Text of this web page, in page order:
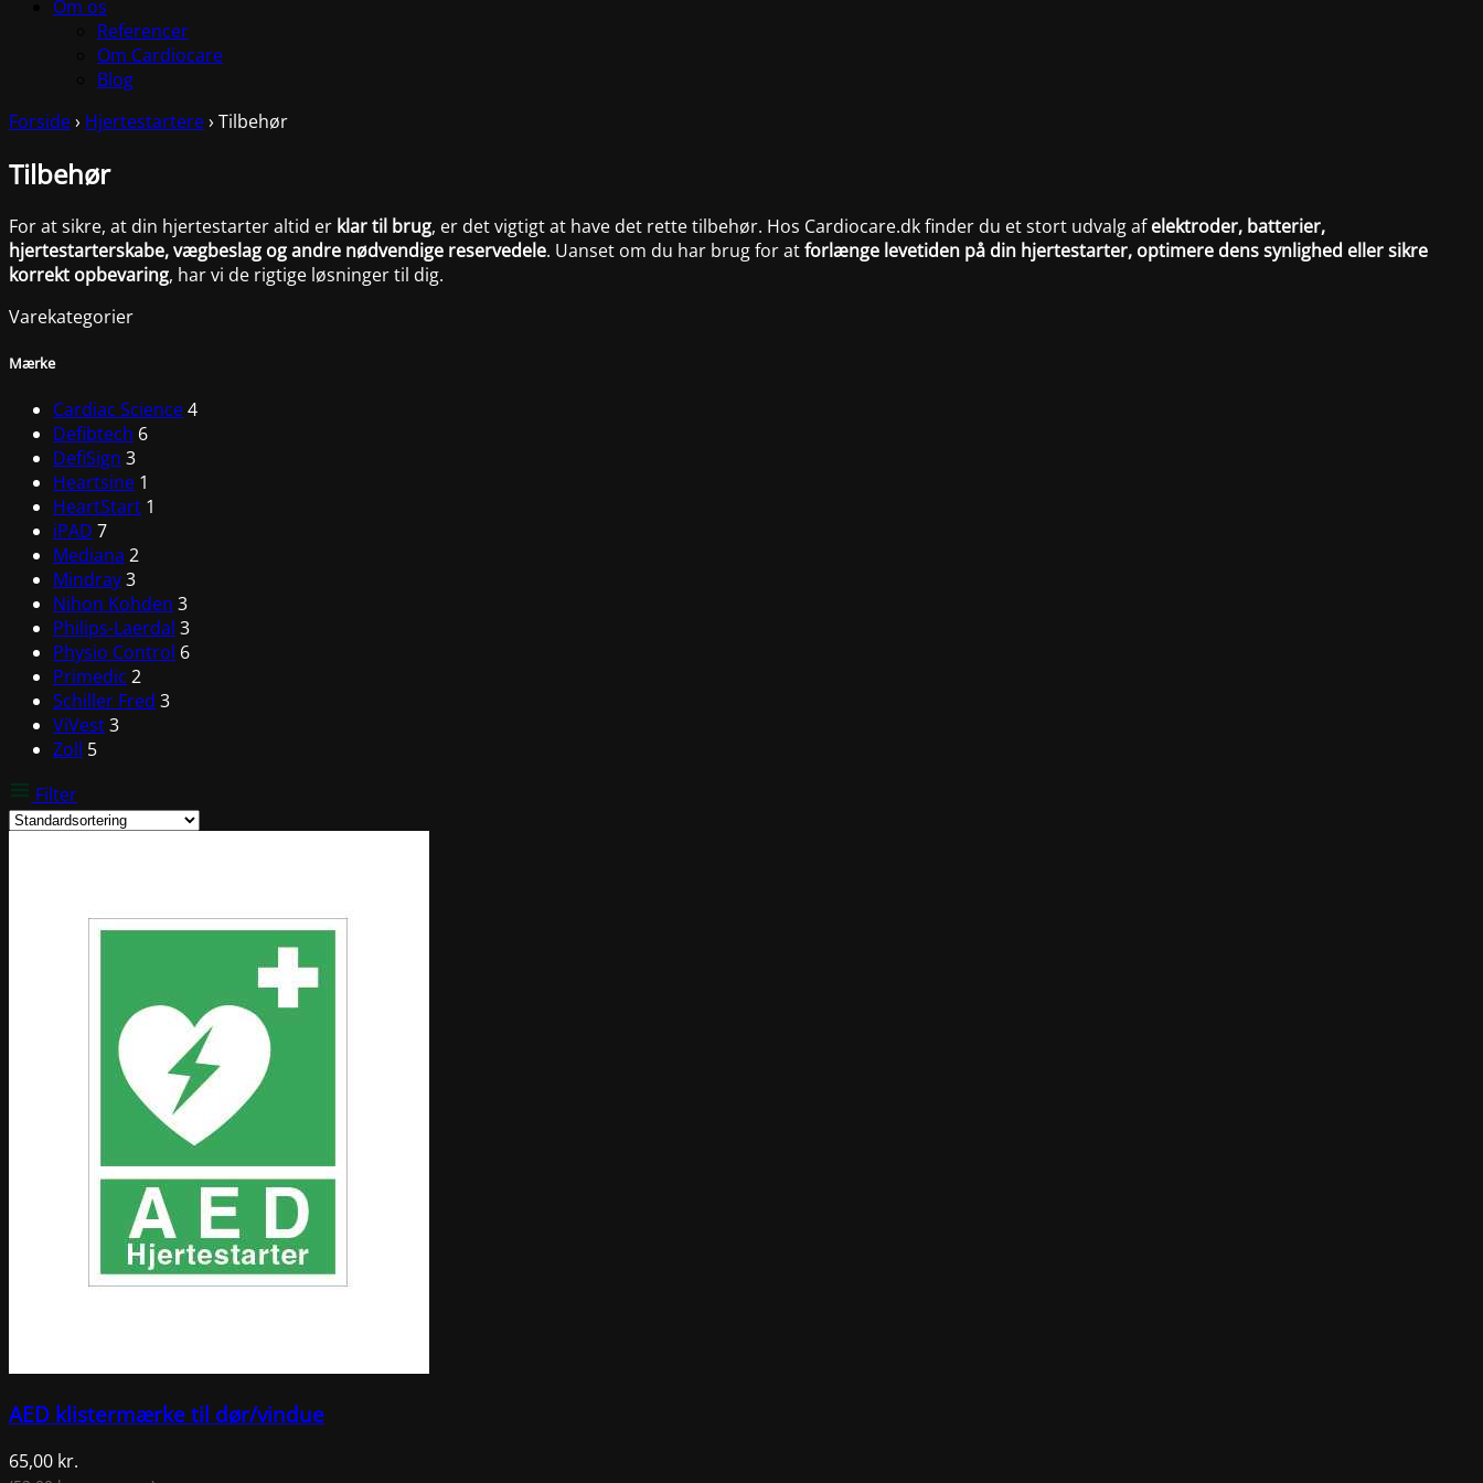
Om os
Referencer
Om Cardiocare
Blog
Forside› Hjertestartere› Tilbehør
Tilbehør
For at sikre, at din hjertestarter altid er klar til brug, er det vigtigt at have det rette tilbehør. Hos Cardiocare.dk finder du et stort udvalg afelektroder, batterier,
hjertestarterskabe, vægbeslag og andre nødvendige reservedele. Uanset om du har brug for atforlænge levetiden på din hjertestarter, optimere dens synlighed eller sikre
korrekt opbevaring, har vi de rigtige løsninger til dig.
Varekategorier
Mærke
Cardiac Science4
Defibtech 6
DefiSign 3
Heartsine 1
HeartStart 1
iPAD 7
Mediana 2
Mindray3
Nihon Kohden 3
Philips-Laerdal 3
Physio Control 6
Primedic 2
Schiller Fred 3
ViVest3
Zoll 5
Filter
AED klistermærke til dør/vindue
65,00 kr.